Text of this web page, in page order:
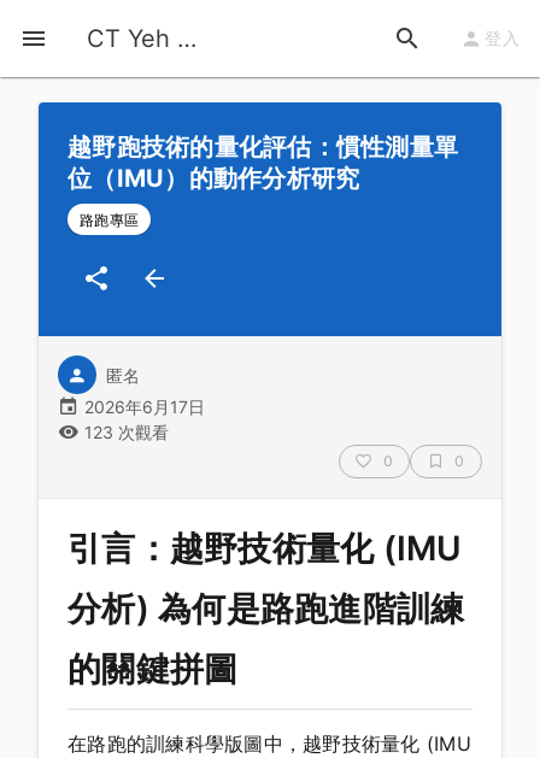
CT Yeh 公路車基地 登入
首頁 運動知識
越野跑技術的量化評估：慣性測量單
位（IMU）的動作分析研究
路跑專區
匿名
2026年6月17日
123 次觀看
0 0
引言：越野技術量化 (IMU
分析) 為何是路跑進階訓練
的關鍵拼圖
在路跑的訓練科學版圖中，越野技術量化 (IMU